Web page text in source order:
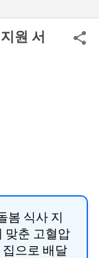
원 서
봄 식사 지
맞춘 고혈압
집으로 배달